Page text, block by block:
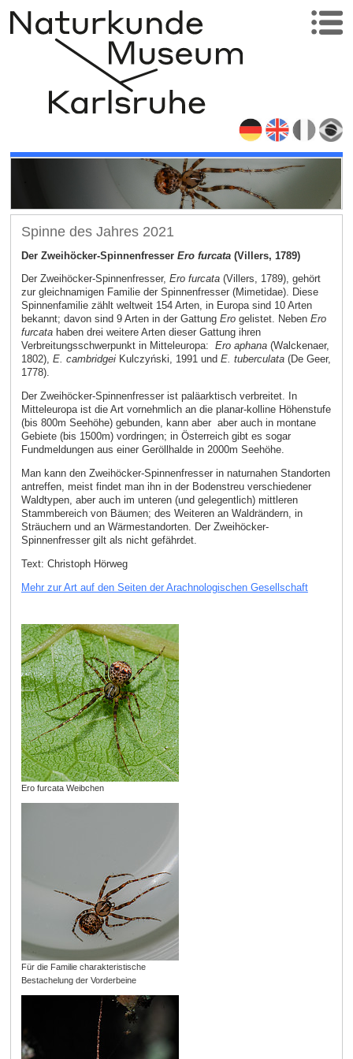
Spinne des Jahres 2021
Der Zweihöcker-Spinnenfresser Ero furcata (Villers, 1789)
Der Zweihöcker-Spinnenfresser, Ero furcata(Villers, 1789), gehört
zur gleichnamigen Familie der Spinnenfresser (Mimetidae). Diese
Spinnenfamilie zählt weltweit 154 Arten, in Europa sind 10 Arten
bekannt; davon sind 9 Arten in der Gattung Ero gelistet. Neben Ero
furcatahaben drei weitere Arten dieser Gattung ihren
Verbreitungsschwerpunkt in Mitteleuropa: Ero aphana(Walckenaer,
1802), E. cambridgei Kulczyński, 1991 und E. tuberculata(De Geer,
1778).
Der Zweihöcker-Spinnenfresser ist paläarktisch verbreitet. In
Mitteleuropa ist die Art vornehmlich an die planar-kolline Höhenstufe
(bis 800m Seehöhe) gebunden, kann aber aber auch in montane
Gebiete (bis 1500m) vordringen; in Österreich gibt es sogar
Fundmeldungen aus einer Geröllhalde in 2000m Seehöhe.
Man kann den Zweihöcker-Spinnenfresser in naturnahen Standorten
antreffen, meist findet man ihn in der Bodenstreu verschiedener
Waldtypen, aber auch im unteren (und gelegentlich) mittleren
Stammbereich von Bäumen; des Weiteren an Waldrändern, in
Sträuchern und an Wärmestandorten. Der Zweihöcker-
Spinnenfresser gilt als nicht gefährdet.
Text: Christoph Hörweg
Mehr zur Art auf den Seiten der Arachnologischen Gesellschaft
Ero furcata Weibchen
Für die Familie charakteristische
Bestachelung der Vorderbeine